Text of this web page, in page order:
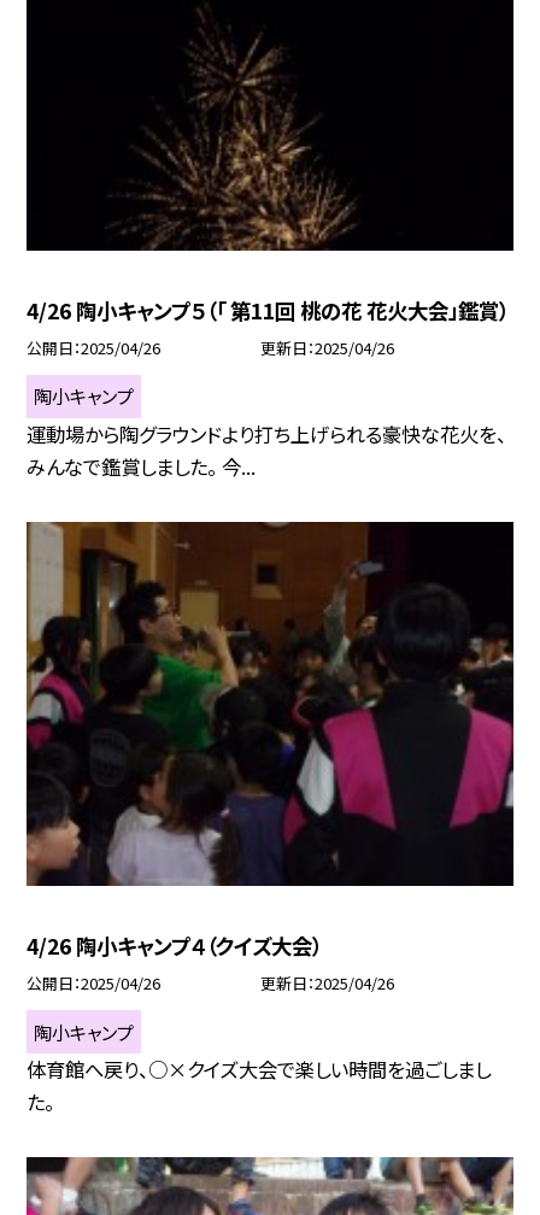
4/26 陶小キャンプ５（「 第11回 桃の花 花火大会」鑑賞）
公開日 2025/04/26 更新日 2025/04/26
陶小キャンプ
運動場から陶グラウンドより打ち上げられる豪快な花火を、
みんなで鑑賞しました。 今...
4/26 陶小キャンプ４（クイズ大会）
公開日 2025/04/26 更新日 2025/04/26
陶小キャンプ
体育館へ戻り、○×クイズ大会で楽しい時間を過ごしまし
た。